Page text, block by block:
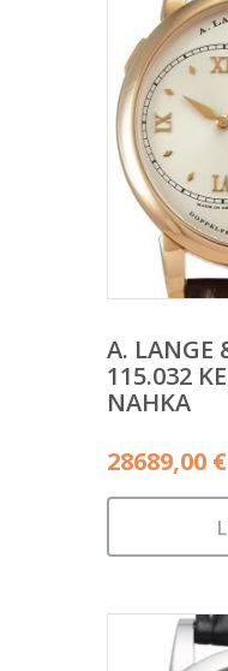
A. LANGE
115.032
NAHKA
28689,00 €